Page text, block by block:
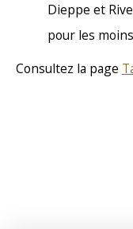
Dieppe et
pour les
Consultez la page